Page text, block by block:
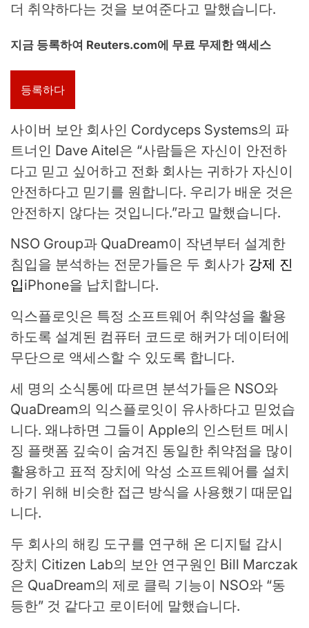
더 취약하다는 것을 보여준다고 말했습니다.
지금 등록하여 Reuters.com에 무료 무제한 액세스
등록하다
사이버 보안 회사인 Cordyceps Systems의 파
트너인 Dave Aitel은 “사람들은 자신이 안전하
다고 믿고 싶어하고 전화 회사는 귀하가 자신이
안전하다고 믿기를 원합니다. 우리가 배운 것은
안전하지 않다는 것입니다.”라고 말했습니다.
NSO Group과 QuaDream이 작년부터 설계한
침입을 분석하는 전문가들은 두 회사가 강제 진
입iPhone을 납치합니다.
익스플로잇은 특정 소프트웨어 취약성을 활용
하도록 설계된 컴퓨터 코드로 해커가 데이터에
무단으로 액세스할 수 있도록 합니다.
세 명의 소식통에 따르면 분석가들은 NSO와
QuaDream의 익스플로잇이 유사하다고 믿었습
니다. 왜냐하면 그들이 Apple의 인스턴트 메시
징 플랫폼 깊숙이 숨겨진 동일한 취약점을 많이
활용하고 표적 장치에 악성 소프트웨어를 설치
하기 위해 비슷한 접근 방식을 사용했기 때문입
니다.
두 회사의 해킹 도구를 연구해 온 디지털 감시
장치 Citizen Lab의 보안 연구원인 Bill Marczak
은 QuaDream의 제로 클릭 기능이 NSO와 “동
등한” 것 같다고 로이터에 말했습니다.